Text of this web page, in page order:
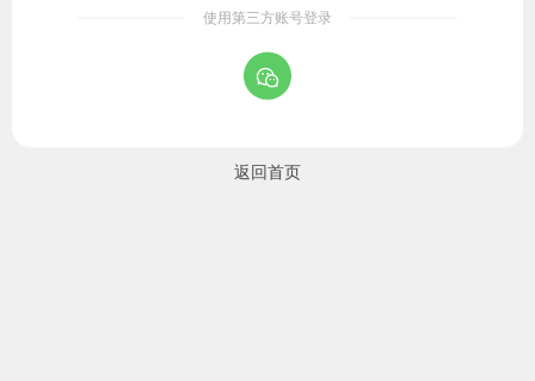
使用第三方账号登录
返回首页